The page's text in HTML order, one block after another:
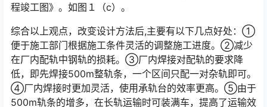
程竣工图》。如图１（c）。󠅅󠅃󠄵󠅂󠄪󠇖󠆨󠆨󠇕󠆞󠆒󠅬󠇘󠆭󠆘󠇙󠆝󠅵󠇗󠆭󠆁󠄐󠇗󠅹󠅸󠇖󠆍󠅳󠇖󠅹󠅰󠇖󠆌󠅹
综合以上观点，改变设计方法后,主要有以下几点好处：①
便于施工部门根据施工条件灵活的调整施工进度。②减少
在厂内配轨中钢轨的损耗。③厂内焊接对配轨的要求降
低，即先焊接500m整轨条，一个区间只配一对杂轨即可。
④厂内焊接时更加灵活，使用承轨台的效率更高。⑤由于
500m轨条的增多，在长轨运输时可装满车，提高了运输效